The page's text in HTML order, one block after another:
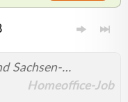
Anhalt e.V.
Homeoffice-Job